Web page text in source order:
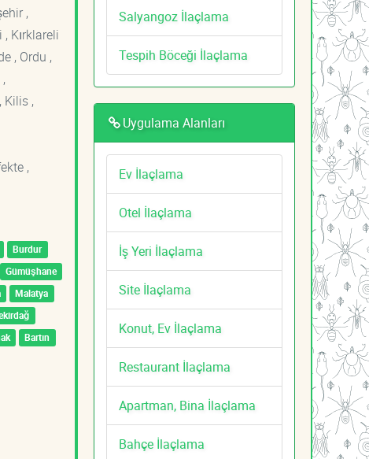
,
Kırklareli
, Ordu ,
Kilis ,
,
Burdur
Gümüşhane
Malatya
Bartın
Salyangoz İlaçlama
Tespih Böceği İlaçlama
Uygulama Alanları
Ev İlaçlama
Otel İlaçlama
İş Yeri İlaçlama
Site İlaçlama
Konut, Ev İlaçlama
Restaurant İlaçlama
Apartman, Bina İlaçlama
Bahçe İlaçlama